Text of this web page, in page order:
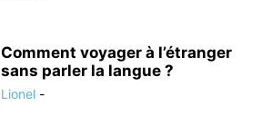
Comment voyager à l’étranger
sans parler la langue ?
Lionel -